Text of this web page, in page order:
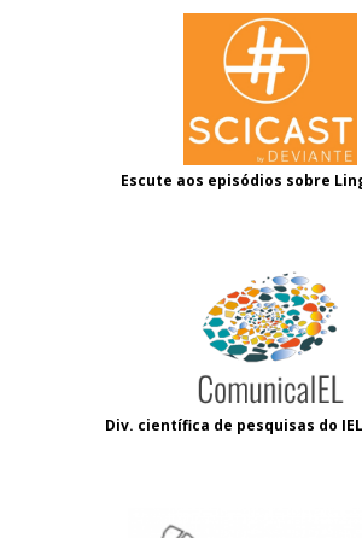
Escute aos episódios sobre
Div. científica de pesquisas do